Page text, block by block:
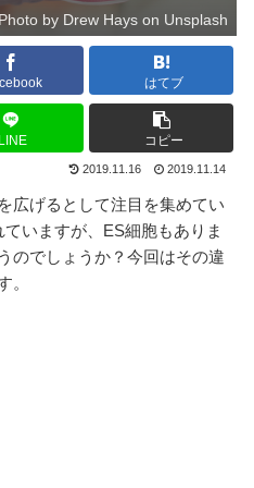
Photo by Drew Hays on Unsplash
はてブ
LINE コピー
2019.11.16 2019.11.14
広げるとして注目を集めてい
いますが、ES細胞もありま
のでしょうか？今回はその違
。